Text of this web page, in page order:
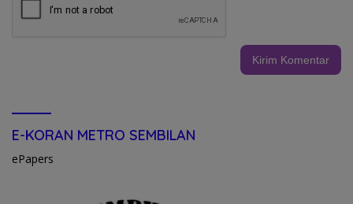
E-KORAN METRO SEMBILAN
ePapers